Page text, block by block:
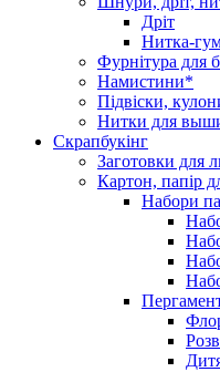
Дріт
Нитка-
Фурнітура для
Намистини*
Підвіски,
Нитки для
Скрапбукінг
Заготовки для
Картон, папір
Набори